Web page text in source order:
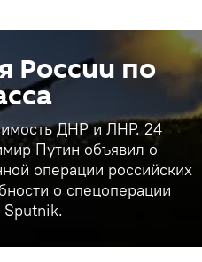
России по
ДНР и ЛНР. 24
Путин объявил о
операции российских
о спецоперации
Sputnik.